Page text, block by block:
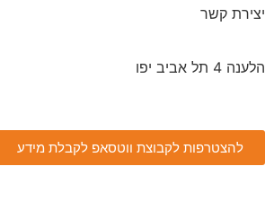
יצירת קשר
הלענה 4 תל אביב יפו
להצטרפות לקבוצת ווטסאפ לקבלת מידע